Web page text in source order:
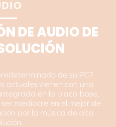
DE AUDIO DE
de su PC?
actuales vienen con una
en la placa base,
mediocre en el mejor de
por la música de alta